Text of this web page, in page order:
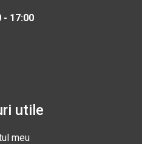
- 17:00
utile
meu